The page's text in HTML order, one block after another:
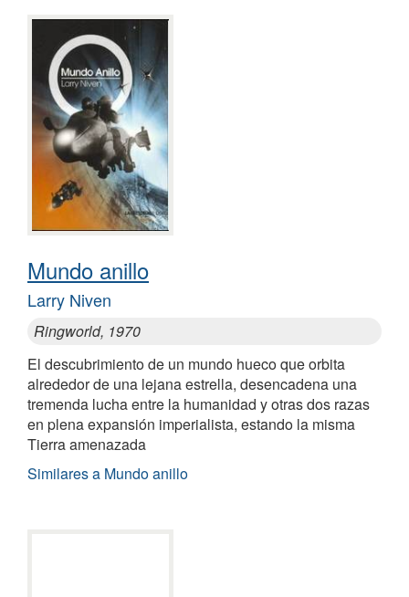
Mundo anillo
Larry Niven
Ringworld, 1970
El descubrimiento de un mundo hueco que orbita
alrededor de una lejana estrella, desencadena una
tremenda lucha entre la humanidad y otras dos razas
en plena expansión imperialista, estando la misma
Tierra amenazada
Similares a Mundo anillo